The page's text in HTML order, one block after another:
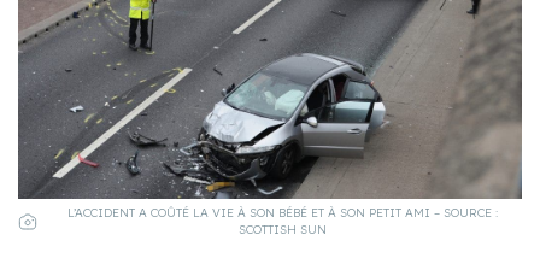
L’ACCIDENT A COÛTÉ LA VIE À SON BÉBÉ ET À SON PETIT AMI – SOURCE :
SCOTTISH SUN